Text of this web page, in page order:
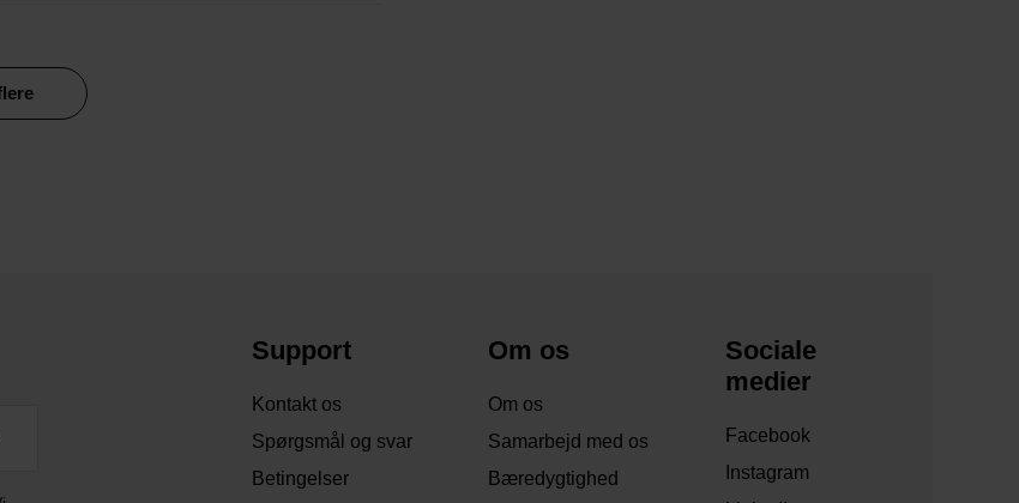
Support
Kontakt os
Spørgsmål og svar
Betingelser
Om os
Om os
Samarbejd med os
Bæredygtighed
Sociale
medier
Facebook
Instagram